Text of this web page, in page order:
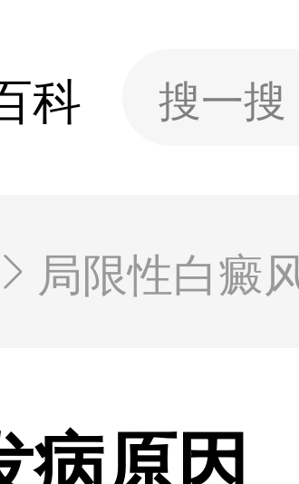
科 搜一搜
局限性白癜
病原因